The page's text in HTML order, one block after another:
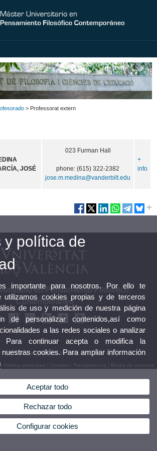
> Professorat extern
JOSÉ
023 Furman Hall
phone: (615) 322-2382
jose.m.medina@vanderbilt.edu
+
info
en Pensamiento Filosófico
Contemporáneo
© 2026 UV. - València.Telèfon: 96
| Política privacidad Cookies Transparencia Bústia de contacte
y política de
importante para nosotros. Por ello te
utilizamos cookies propias y de terceros
de uso y medición de nuestra página
personalizar contenidos,así como
a las redes sociales o analizar
Para continuar acepta o modifica la
cookies. Para ampliar información
Aceptar todo
Rechazar todo
Configurar cookies